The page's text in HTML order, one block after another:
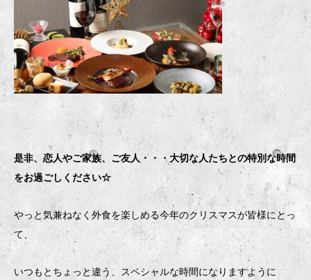
是非、恋人やご家族、ご友人・・・大切な人たちとの特別な時間
をお過ごしください☆
やっと気兼ねなく外食を楽しめる今年のクリスマスが皆様にとっ
て、
いつもとちょっと違う、スペシャルな時間になりますように